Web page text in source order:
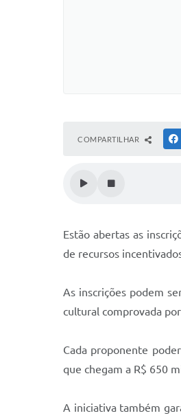
COMPARTILHAR
Estão abertas as
de recursos
As inscrições podem
cultural comprovada
Cada proponente
que chegam a R$ 650
A iniciativa também